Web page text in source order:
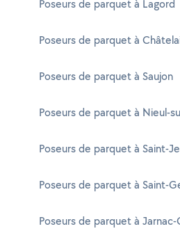
Poseurs de parquet à Lagord
Poseurs de parquet à
Poseurs de parquet à Saujon
Poseurs de parquet à Nieul-
Poseurs de parquet à Saint-
Poseurs de parquet à Saint-
Poseurs de parquet à Jarnac-